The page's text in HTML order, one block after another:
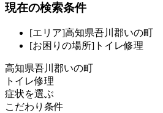
現在の検索条件
[エリア]高知県吾川郡いの町
[お困りの場所]トイレ修理
高知県吾川郡いの町
トイレ修理
症状を選ぶ
こだわり条件